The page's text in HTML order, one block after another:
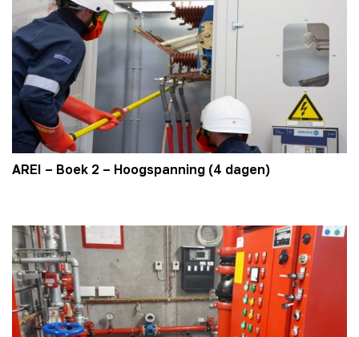
AREI – Boek 2 – Hoogspanning (4 dagen)